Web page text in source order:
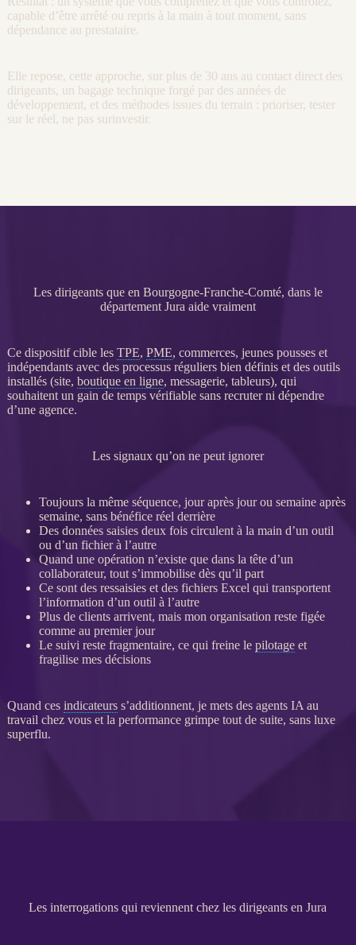
capable d’être arrêté ou repris à la main à tout moment, sans
dépendance au prestataire.
Elle repose, cette approche, sur plus de 30 ans au contact direct des
dirigeants, un bagage technique forgé par des années de
développement, et des méthodes issues du terrain : prioriser, tester
sur le réel, ne pas surinvestir.
Les dirigeants que en Bourgogne-Franche-Comté, dans le
département Jura aide vraiment
Ce dispositif cible les TPE, PME, commerces, jeunes pousses et
indépendants avec des processusréguliers bien définis et des outils
installés (site, boutique en ligne, messagerie, tableurs), qui
souhaitent un gain de temps vérifiable sans recruter ni dépendre
d’une agence.
Les signaux qu’on ne peut ignorer
Toujours la même séquence, jour après jour ou semaine après
semaine, sans bénéfice réel derrière
Des donnéessaisies deux fois circulent à la main d’un outil
ou d’un fichier à l’autre
Quand une opération n’existe que dans la tête d’un
collaborateur, tout s’immobilise dès qu’il part
Ce sont des ressaisies et des fichiers Excel qui transportent
l’information d’un outil à l’autre
Plus de clients arrivent, mais mon organisation reste figée
comme au premier jour
Le suivi reste fragmentaire, ce qui freine le pilotageet
fragilise mes décisions
Quand ces indicateurss’additionnent, je mets des agents IA au
travail chez vous et la performance grimpe tout de suite, sans luxe
superflu.
Les interrogations qui reviennent chez les dirigeants en Jura